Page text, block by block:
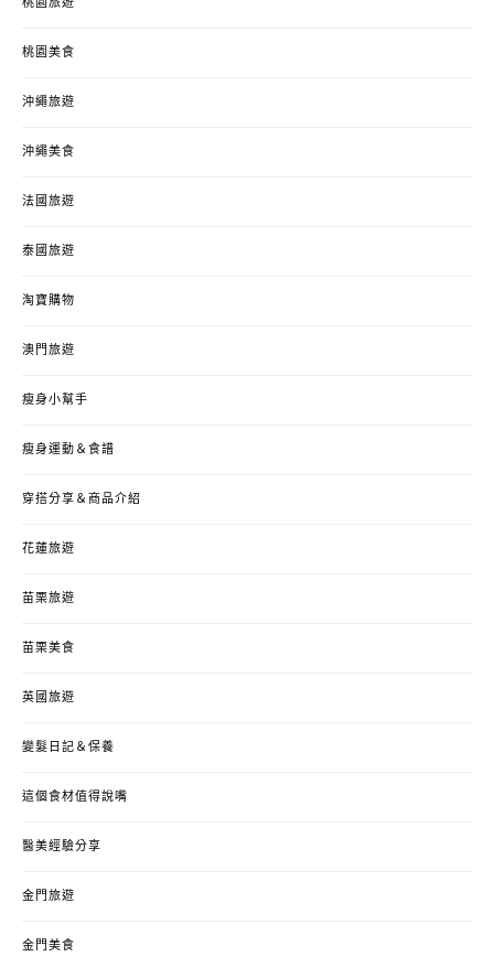
桃園旅遊
桃園美食
沖繩旅遊
沖繩美食
法國旅遊
泰國旅遊
淘寶購物
澳門旅遊
瘦身小幫手
瘦身運動＆食譜
穿搭分享＆商品介紹
花蓮旅遊
苗栗旅遊
苗栗美食
英國旅遊
變髮日記＆保養
這個食材值得說嘴
醫美經驗分享
金門旅遊
金門美食